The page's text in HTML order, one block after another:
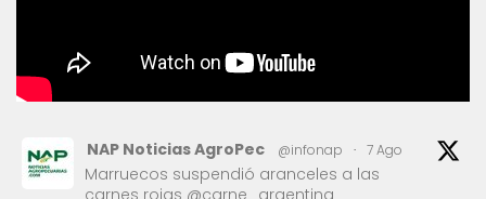
NAP Noticias AgroPec @infonap · 7 Ago
Marruecos suspendió aranceles a las
carnes rojas @carne_argentina